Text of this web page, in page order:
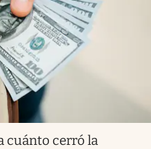
cuánto cerró la